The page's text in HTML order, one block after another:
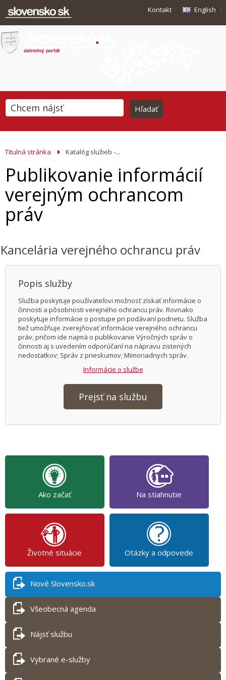
Kontakt English
Titulná stránka Katalóg služieb -...
Publikovanie informácií
verejným ochrancom
práv
Kancelária verejného ochrancu práv
Popis služby
Služba poskytuje používateľovi možnosť získať informácie o
činnosti a pôsobnosti verejného ochrancu práv. Rovnako
poskytuje informácie o postupe pri podávaní podnetu. Služba
tiež umožňuje zverejňovať informácie verejného ochrancu
práv, pričom ide najmä o publikovanie Výročných správ o
činnosti aj s uvedením odporúčaní na nápravu zistených
nedostatkov; Správ z prieskumov; Mimoriadnych správ.
Informácie o službe
Prejsť na službu
Ako začať Na stiahnutie
Životné situácie Otázky a odpovede
Nové Slovensko.sk
Všeobecná agenda
Nájsť službu
Vybrané e-služby